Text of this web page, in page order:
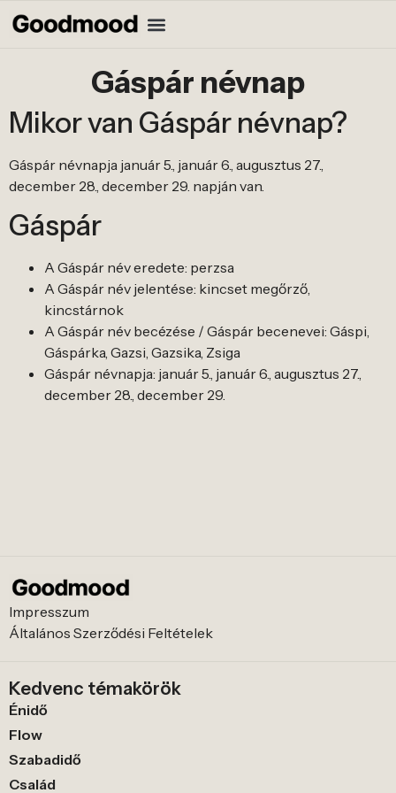
Gáspár névnap
Mikor van Gáspár névnap?
Gáspár névnapja január 5., január 6., augusztus 27.,
december 28., december 29. napján van.
Gáspár
A Gáspár név eredete: perzsa
A Gáspár név jelentése: kincset megőrző,
kincstárnok
A Gáspár név becézése / Gáspár becenevei: Gáspi,
Gáspárka, Gazsi, Gazsika, Zsiga
Gáspár névnapja: január 5., január 6., augusztus 27.,
december 28., december 29.
Impresszum
Általános Szerződési Feltételek
Kedvenc témakörök
Énidő
Flow
Szabadidő
Család